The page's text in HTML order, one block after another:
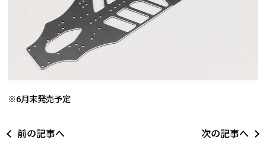
※6月末発売予定
前の記事へ
次の記事へ